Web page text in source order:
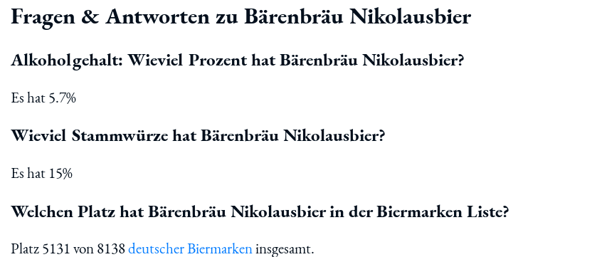
Fragen & Antworten zu Bärenbräu Nikolausbier
Alkoholgehalt: Wieviel Prozent hat Bärenbräu Nikolausbier?
Es hat 5.7%
Wieviel Stammwürze hat Bärenbräu Nikolausbier?
Es hat 15%
Welchen Platz hat Bärenbräu Nikolausbier in der Biermarken Liste?
Platz 5131 von 8138deutscher Biermarkeninsgesamt.